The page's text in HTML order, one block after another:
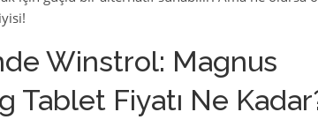
Winstrol: Magnus
Tablet Fiyatı Ne